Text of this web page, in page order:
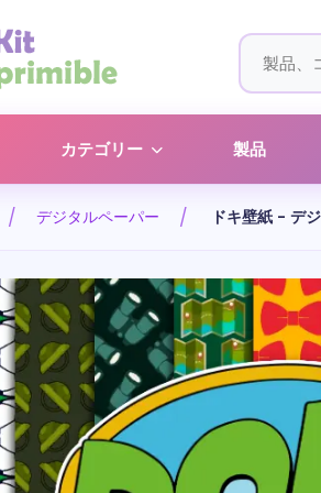
カテゴリー 製品
デジタルペーパー ドキ壁紙 - デ